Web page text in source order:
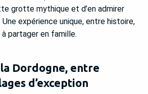
grotte mythique et d’en admirer
expérience unique, entre histoire,
partager en famille.
Dordogne, entre
d’exception